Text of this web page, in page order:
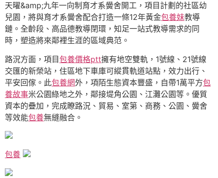
天曜&amp;九年一向制育才系黌舍開工，項目計劃的社區幼
兒園，將與育才系黌舍配合打造一條12年黃金包養妹教導
鏈。全齡段、高品德教導閉環，知足一站式教導需求的同
時，塑造將來鄰裡生涯的區域典范。
路況方面，項目包養價格ptt擁有地空雙軌，1號線、21號線
交匯的新榮站，住區地下車庫可縱貫軌道站點，效力出行、
平安回傢。此包養網外，項陌生態資本豐盛，自帶1萬平方包
養故事米公園綠地之外，鄰接堤角公園、江灘公園等。優質
資本的疊加，完成瞭路況、貿易、室第、商務、公園、黌舍
等效能包養無縫融合。
包養